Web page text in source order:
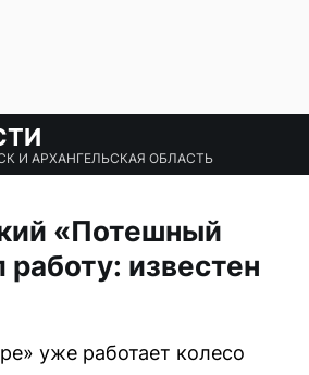
И АРХАНГЕЛЬСКАЯ ОБЛАСТЬ
«Потешный
работу: известен
уже работает колесо